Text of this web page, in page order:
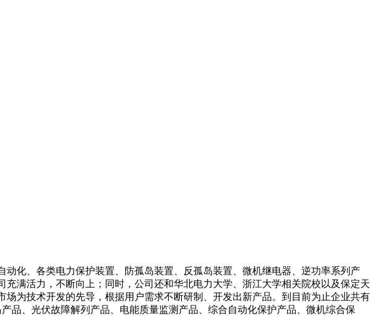
化、各类电力保护装置、防孤岛装置、反孤岛装置、微机继电器、逆功率系列产
满活力，不断向上；同时，公司还和华北电力大学、浙江大学相关院校以及保定天
为技术开发的先导，根据用户需求不断研制、开发出新产品。到目前为止企业共有
品、光伏故障解列产品、电能质量监测产品、综合自动化保护产品、微机综合保